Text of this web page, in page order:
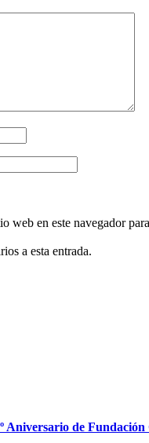
web en este navegador
a esta entrada.
Aniversario de